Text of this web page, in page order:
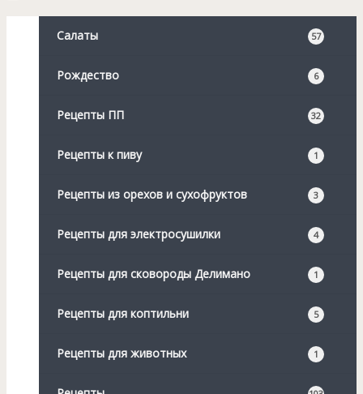
Салаты 57
Рождество 6
Рецепты ПП 32
Рецепты к пиву 1
Рецепты из орехов и сухофруктов 3
Рецепты для электросушилки 4
Рецепты для сковороды Делимано 1
Рецепты для коптильни 5
Рецепты для животных 1